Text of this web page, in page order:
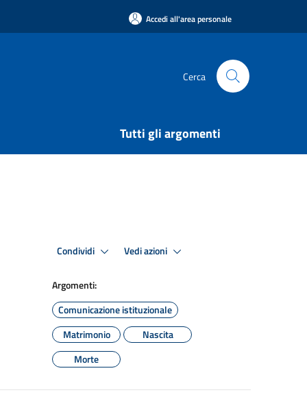
Accedi all'area personale
Cerca
Tutti gli argomenti
Condividi Vedi azioni
Argomenti:
Comunicazione istituzionale
Matrimonio
Nascita
Morte